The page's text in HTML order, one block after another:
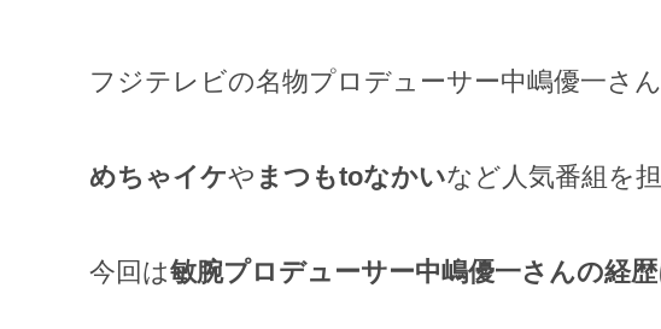
フジテレビの名物プロデューサー中嶋優一さん
めちゃイケや まつもtoなかいなど人気番組を
今回は敏腕プロデューサー中嶋優一さんの経歴